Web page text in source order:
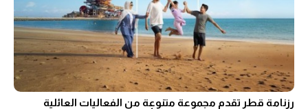
رزنامة قطر تقدم مجموعة متنوعة من الفعاليات العائلية